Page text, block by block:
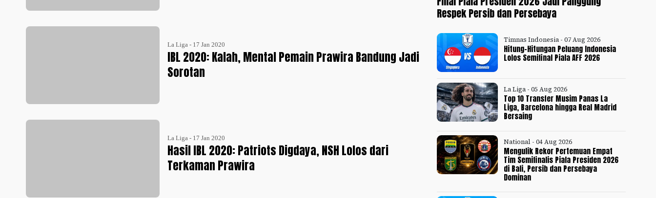
La Liga - 17 Jan 2020
IBL 2020: Kalah, Mental Pemain Prawira Bandung Jadi
Sorotan
La Liga - 17 Jan 2020
Hasil IBL 2020: Patriots Digdaya, NSH Lolos dari
Terkaman Prawira
Respek Persib dan Persebaya
Timnas Indonesia - 07 Aug 2026
Hitung-Hitungan Peluang Indonesia
Lolos Semifinal Piala AFF 2026
La Liga - 05 Aug 2026
Top 10 Transfer Musim Panas La
Liga, Barcelona hingga Real Madrid
Bersaing
National - 04 Aug 2026
Mengulik Rekor Pertemuan Empat
Tim Semifinalis Piala Presiden 2026
di Bali, Persib dan Persebaya
Dominan